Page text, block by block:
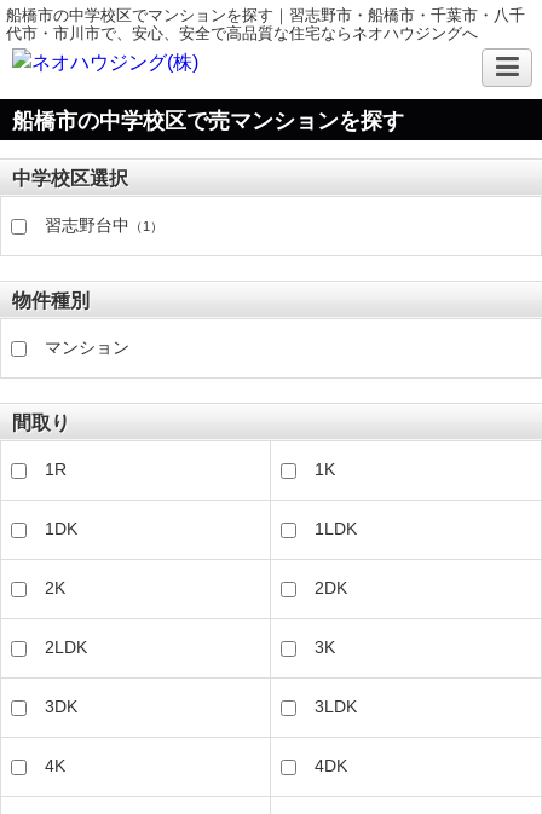
船橋市の中学校区でマンションを探す｜習志野市・船橋市・千葉市・八千
代市・市川市で、安心、安全で高品質な住宅ならネオハウジングへ
船橋市の中学校区で売マンションを探す
中学校区選択
習志野台中 （1）
物件種別
マンション
間取り
1R 1K
1DK 1LDK
2K 2DK
2LDK 3K
3DK 3LDK
4K 4DK